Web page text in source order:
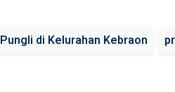
Pungli di Kelurahan Kebraon